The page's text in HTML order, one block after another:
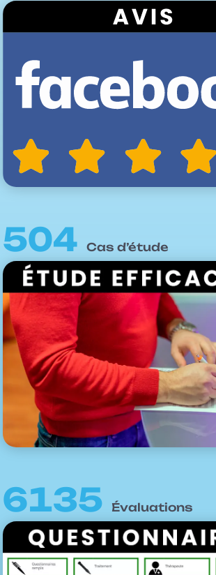
504 Cas d’étude
6135 Évaluations